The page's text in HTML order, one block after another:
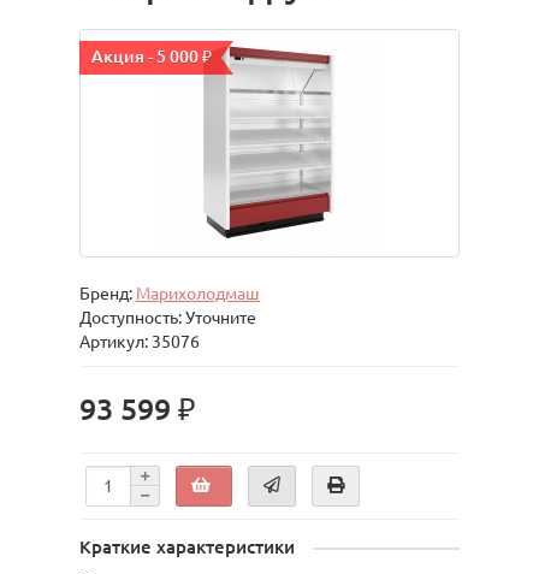
Акция - 5 000 ₽
Бренд: Марихолодмаш
Доступность: Уточните
Артикул: 35076
93 599 ₽
Краткие характеристики